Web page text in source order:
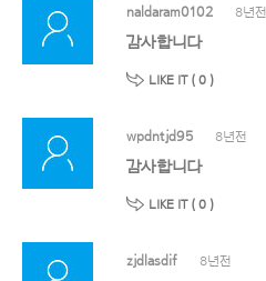
naldaram0102 8년전
감사합니다
LIKE IT ( 0 )
wpdntjd95 8년전
감사합니다
LIKE IT ( 0 )
zjdlasdif 8년전